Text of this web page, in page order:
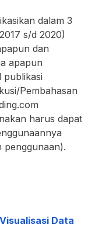
dalam 3
s/d 2020)
dan
apapun
publikasi
Pembahasan
harus dapat
penggunaan).
Data